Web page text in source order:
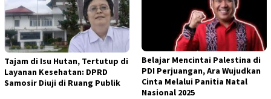
Tajam di Isu Hutan, Tertutup di
Layanan Kesehatan: DPRD
Samosir Diuji di Ruang Publik
Belajar Mencintai Palestina di
PDI Perjuangan, Ara Wujudkan
Cinta Melalui Panitia Natal
Nasional 2025